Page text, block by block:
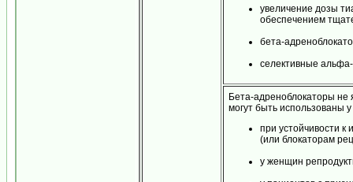
увеличение дозы
обеспечением
бета-
селективные
Бета-адреноблокаторы не
могут быть использованы
при устойчивости
(или блокаторам
у женщин